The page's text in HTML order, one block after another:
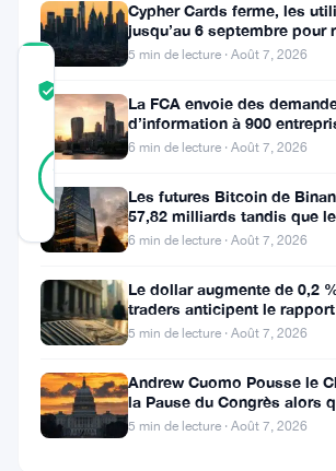
COMMUNITY
SCORE
91
RÉEL
Vérifié
32
Mis à jour 1 mois il y a
Strike
vient
lancer
Cypher Cards ferme, les
jusqu’au 6 septembre pour
fonds
5 min de lecture · Août 7, 2026
La FCA envoie des
d’information à 900
1 contre le blanchiment
6 min de lecture · Août 7, 2026
Les futures Bitcoin de
57,82 milliards tandis que
huit fois
6 min de lecture · Août 7, 2026
Le dollar augmente de 0,2
traders anticipent le
aux États-Unis
5 min de lecture · Août 7, 2026
Andrew Cuomo Pousse le
la Pause du Congrès alors
Europe
5 min de lecture · Août 7, 2026